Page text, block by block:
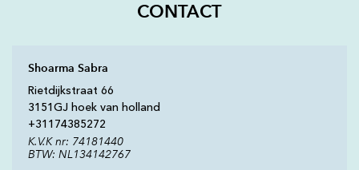
CONTACT
Shoarma Sabra
Rietdijkstraat 66
3151GJ hoek van holland
+31 174385272
K.V.K nr: 74181440
BTW: NL134142767